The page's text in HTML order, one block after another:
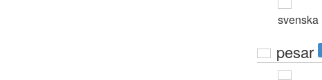
svenska
pesar